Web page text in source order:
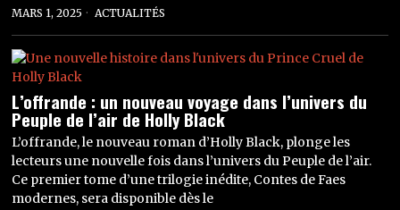
MARS 1, 2025 ACTUALITÉS
L’offrande : un nouveau voyage dans l’univers du
Peuple de l’air de Holly Black
L’offrande, le nouveau roman d’Holly Black, plonge les
lecteurs une nouvelle fois dans l’univers du Peuple de l’air.
Ce premier tome d’une trilogie inédite, Contes de Faes
modernes, sera disponible dès le